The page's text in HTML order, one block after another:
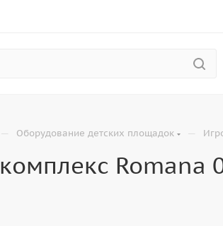
— Оборудование детских площадок —
Romana